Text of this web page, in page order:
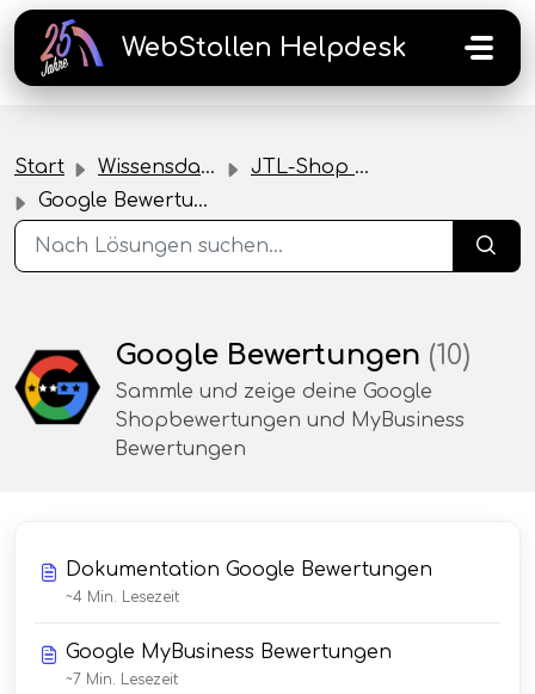
Zum hauptsächlichen Inhalt gehen
WebStollen Helpdesk
Start Wissensdatenbank
JTL-Shop Plugins
Google Bewertungen
Google Bewertungen (10)
Sammle und zeige deine Google
Shopbewertungen und MyBusiness
Bewertungen
Dokumentation Google Bewertungen
~4 Min. Lesezeit
Google MyBusiness Bewertungen
~7 Min. Lesezeit